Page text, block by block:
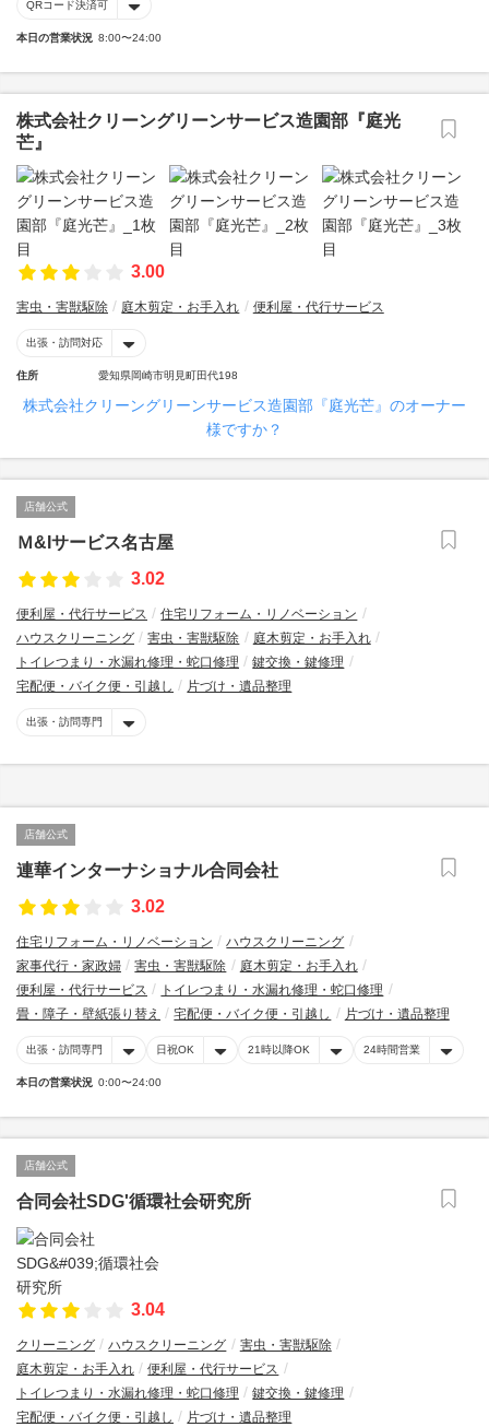
QRコード決済可
本日の営業状況 8:00〜24:00
株式会社クリーングリーンサービス造園部『庭光
芒』
3.00
害虫・害獣駆除 庭木剪定・お手入れ 便利屋・代行サービス
出張・訪問対応
住所 愛知県岡崎市明見町田代198
株式会社クリーングリーンサービス造園部『庭光芒』のオーナー
様ですか？
店舗公式
Ｍ&Iサービス名古屋
3.02
便利屋・代行サービス
住宅リフォーム・リノベーション
ハウスクリーニング
害虫・害獣駆除
庭木剪定・お手入れ
トイレつまり・水漏れ修理・蛇口修理
鍵交換・鍵修理
宅配便・バイク便・引越し
片づけ・遺品整理
出張・訪問専門
店舗公式
連華インターナショナル合同会社
3.02
住宅リフォーム・リノベーション
ハウスクリーニング
家事代行・家政婦
害虫・害獣駆除
庭木剪定・お手入れ
便利屋・代行サービス
トイレつまり・水漏れ修理・蛇口修理
畳・障子・壁紙張り替え
宅配便・バイク便・引越し 片づけ・遺品整理
出張・訪問専門 日祝OK 21時以降OK 24時間営業
本日の営業状況 0:00〜24:00
店舗公式
合同会社SDG'循環社会研究所
3.04
クリーニング ハウスクリーニング
害虫・害獣駆除
庭木剪定・お手入れ
便利屋・代行サービス
トイレつまり・水漏れ修理・蛇口修理
鍵交換・鍵修理
宅配便・バイク便・引越し
片づけ・遺品整理